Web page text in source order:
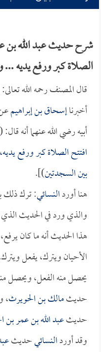
شرح حديث عبد الله بن
الصلاة كبر ورفع يديه
قال المصنف رحمه الله
أخبرناإسحاق بن إبراهيم
أبيه رضي الله عنهما أنه
افتتح الصلاة كبر ورفع
بين السجدتين)].
هنا أوردالنسائي: ترك ذلك
والذي ورد في الحديث الذي
هذا الحديث أنه ما كان
الأحيان ويترك، يفعل
يحصل منه الفعل، ويحصل
حديثمالك بن الحويرث،
حديثعبد الله بن عمر بن
وقد أوردالنسائيحديث